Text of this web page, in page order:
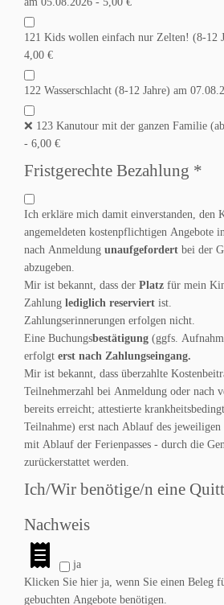
121 Kids wollen einfach nur Zelten! (8-12
4,00 €
122 Wasserschlacht (8-12 Jahre) am
❌ 123 Kanutour mit der ganzen Familie
- 6,00 €
Fristgerechte Bezahlung *
Ich erkläre mich damit einverstanden, den
angemeldeten kostenpflichtigen Angebote
nach Anmeldung unaufgefordertbei der
abzugeben.
Mir ist bekannt, dass der Platzfür mein
Zahlung lediglich reserviert ist.
Zahlungserinnerungen erfolgen nicht.
Eine Buchungsbestätigung(ggfs.
erfolgt erst nach Zahlungseingang.
Mir ist bekannt, dass überzahlte
Teilnehmerzahl bei Anmeldung oder nach
bereits erreicht; attestierte
Teilnahme) erst nach Ablauf des jeweiligen
mit Ablauf der Ferienpasses - durch die
zurückerstattet werden.
Ich/Wir benötige/n eine
Nachweis
ja
Klicken Sie hier ja, wenn Sie einen Beleg
gebuchten Angebote benötigen.